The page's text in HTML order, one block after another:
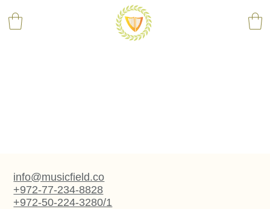
info@musicfield.co
+972-77-234-8828
+972-50-224-3280/1